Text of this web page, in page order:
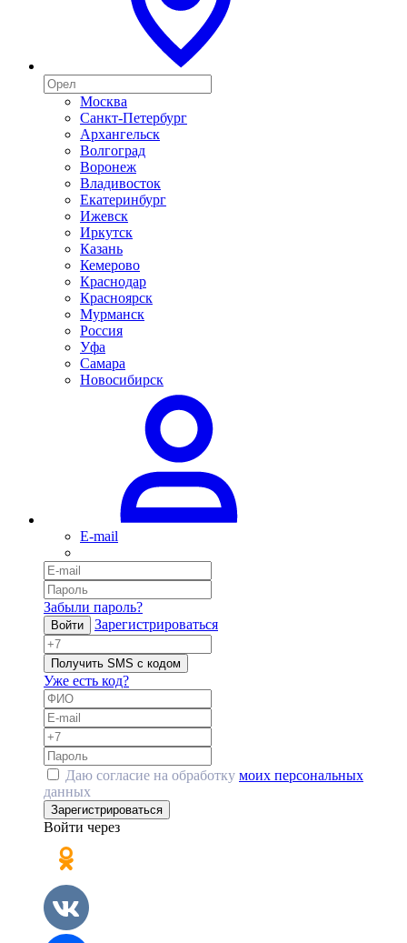
Москва
Санкт-Петербург
Архангельск
Волгоград
Воронеж
Владивосток
Екатеринбург
Ижевск
Иркутск
Казань
Кемерово
Краснодар
Красноярск
Мурманск
Россия
Уфа
Самара
Новосибирск
E-mail
Забыли пароль?
Войти Зарегистрироваться
Получить SMS с кодом
Уже есть код?
Даю согласие на обработку моих персональных
данных
Зарегистрироваться
Войти через